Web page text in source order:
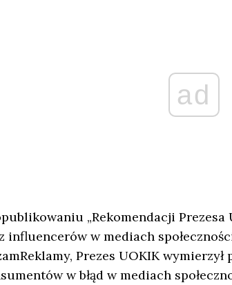
ad
„Rekomendacji
influencerów w mediach
Prezes UOKIK
w błąd w mediach